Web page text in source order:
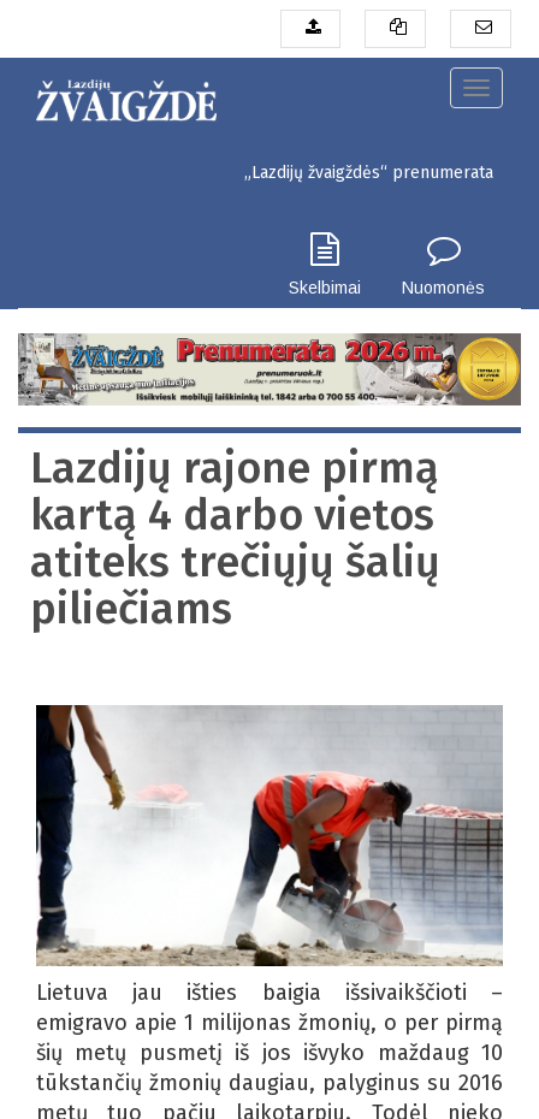
pagrindinį
Toggle
„Lazdijų žvaigždės“ prenumerata pigiau.
Skelbimai Nuomonės
Lazdijų rajone pirmą
kartą 4 darbo vietos
atiteks trečiųjų šalių
piliečiams
Lietuva jau išties baigia išsivaikščioti –
emigravo apie 1 milijonas žmonių, o per pirmą
šių metų pusmetį iš jos išvyko maždaug 10
tūkstančių žmonių daugiau, palyginus su 2016
metų tuo pačiu laikotarpiu. Todėl nieko